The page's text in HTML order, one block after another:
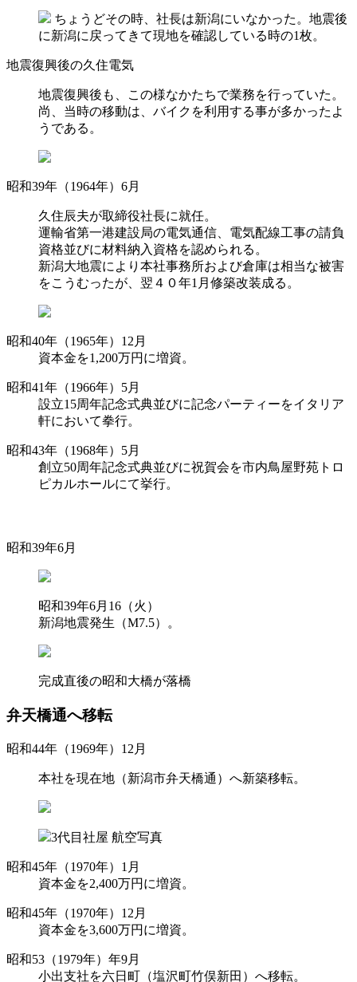
ちょうどその時、社長は新潟にいなかった。地震後
に新潟に戻ってきて現地を確認している時の1枚。
地震復興後の久住電気
地震復興後も、この様なかたちで業務を行っていた。
尚、当時の移動は、バイクを利用する事が多かったよ
うである。
昭和39年（1964年）6月
久住辰夫が取締役社長に就任。
運輸省第一港建設局の電気通信、電気配線工事の請負
資格並びに材料納入資格を認められる。
新潟大地震により本社事務所および倉庫は相当な被害
をこうむったが、翌４０年1月修築改装成る。
昭和40年（1965年）12月
資本金を1,200万円に増資。
昭和41年（1966年）5月
設立15周年記念式典並びに記念パーティーをイタリア
軒において拳行。
昭和43年（1968年）5月
創立50周年記念式典並びに祝賀会を市内鳥屋野苑トロ
ピカルホールにて挙行。
昭和39年6月
昭和39年6月16（火）
新潟地震発生（M7.5）。
完成直後の昭和大橋が落橋
弁天橋通へ移転
昭和44年（1969年）12月
本社を現在地（新潟市弁天橋通）へ新築移転。
3代目社屋 航空写真
昭和45年（1970年）1月
資本金を2,400万円に増資。
昭和45年（1970年）12月
資本金を3,600万円に増資。
昭和53（1979年）年9月
小出支社を六日町（塩沢町竹俣新田）へ移転。